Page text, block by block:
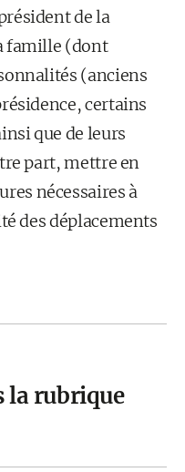
de la
famille (dont
(anciens
certains
que de leurs
part, mettre en
nécessaires à
des déplacements
la rubrique